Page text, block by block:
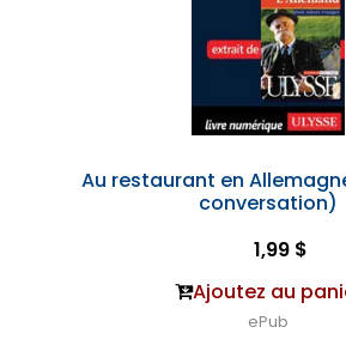
Au restaurant en
conversation)
1,99 $
Ajoutez au
ePub